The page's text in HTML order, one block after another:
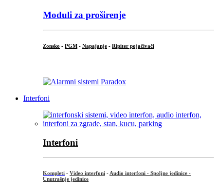
Moduli za proširenje
Zonsko - PGM - Napajanje - Ripiter pojačivači
Interfoni
Interfoni
Kompleti - Video interfoni - Audio interfoni - Spoljne jedinice -
Unutrašnje jedinice